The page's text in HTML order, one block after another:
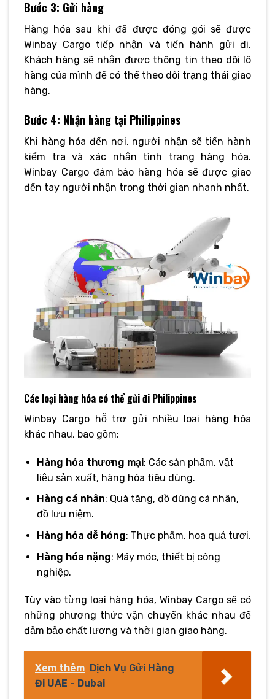
Bước 3: Gửi hàng
Hàng hóa sau khi đã được đóng gói sẽ được
Winbay Cargo tiếp nhận và tiến hành gửi đi.
Khách hàng sẽ nhận được thông tin theo dõi lô
hàng của mình để có thể theo dõi trạng thái giao
hàng.
Bước 4: Nhận hàng tại Philippines
Khi hàng hóa đến nơi, người nhận sẽ tiến hành
kiểm tra và xác nhận tình trạng hàng hóa.
Winbay Cargo đảm bảo hàng hóa sẽ được giao
đến tay người nhận trong thời gian nhanh nhất.
Các loại hàng hóa có thể gửi đi Philippines
Winbay Cargo hỗ trợ gửi nhiều loại hàng hóa
khác nhau, bao gồm:
Hàng hóa thương mại: Các sản phẩm, vật
liệu sản xuất, hàng hóa tiêu dùng.
Hàng cá nhân: Quà tặng, đồ dùng cá nhân,
đồ lưu niệm.
Hàng hóa dễ hỏng: Thực phẩm, hoa quả tươi.
Hàng hóa nặng: Máy móc, thiết bị công
nghiệp.
Tùy vào từng loại hàng hóa, Winbay Cargo sẽ có
những phương thức vận chuyển khác nhau để
đảm bảo chất lượng và thời gian giao hàng.
Xem thêm Dịch Vụ Gửi Hàng
Đi UAE - Dubai